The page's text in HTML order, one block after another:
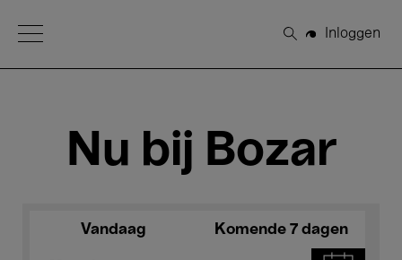
Open Menu
Zoeken
Inloggen
Nu bij Bozar
Vandaag Komende 7 dagen